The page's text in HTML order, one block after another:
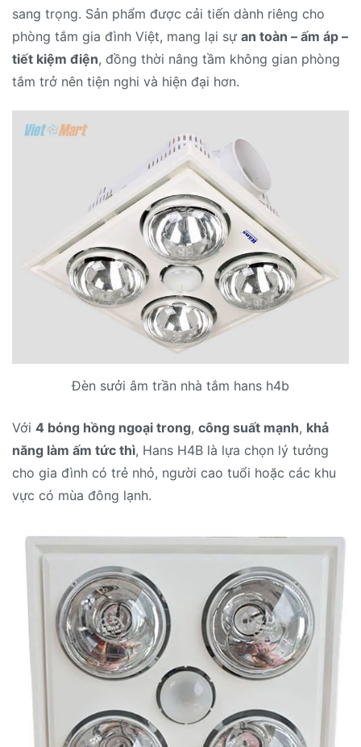
sang trọng. Sản phẩm được cải tiến dành riêng cho
phòng tắm gia đình Việt, mang lại sự an toàn – ấm áp –
tiết kiệm điện, đồng thời nâng tầm không gian phòng
tắm trở nên tiện nghi và hiện đại hơn.
Đèn sưởi âm trần nhà tắm hans h4b
Với 4 bóng hồng ngoại trong, công suất mạnh, khả
năng làm ấm tức thì, Hans H4B là lựa chọn lý tưởng
cho gia đình có trẻ nhỏ, người cao tuổi hoặc các khu
vực có mùa đông lạnh.